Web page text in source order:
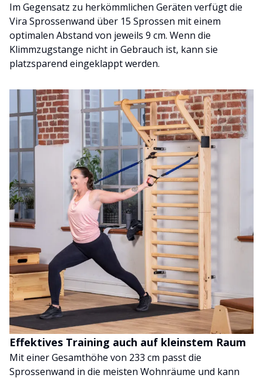
Im Gegensatz zu herkömmlichen Geräten verfügt die
Vira Sprossenwand über 15 Sprossen mit einem
optimalen Abstand von jeweils 9 cm. Wenn die
Klimmzugstange nicht in Gebrauch ist, kann sie
platzsparend eingeklappt werden.
Effektives Training auch auf kleinstem Raum
Mit einer Gesamthöhe von 233 cm passt die
Sprossenwand in die meisten Wohnräume und kann